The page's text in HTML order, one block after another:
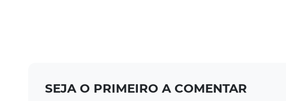
SEJA O PRIMEIRO A COMENTAR